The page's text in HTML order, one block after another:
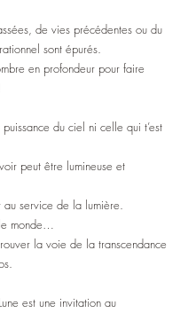
de vies précédentes ou du
sont épurés.
en profondeur pour faire
du ciel ni celle qui t’est
peut être lumineuse et
service de la lumière.
monde…
la voie de la transcendance
est une invitation au